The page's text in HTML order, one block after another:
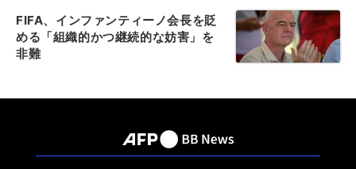
FIFA、インファンティーノ会長を貶
める「組織的かつ継続的な妨害」を
非難